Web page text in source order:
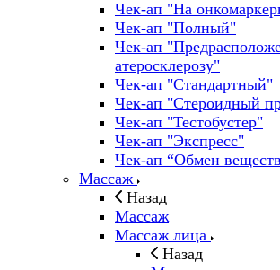
Чек-ап "На
Чек-ап "Полный"
Чек-ап
атеросклерозу"
Чек-ап "Стандартный"
Чек-ап "Стероидный
Чек-ап "Тестобустер"
Чек-ап "Экспресс"
Чек-ап “Обмен
Массаж
Назад
Массаж
Массаж лица
Назад